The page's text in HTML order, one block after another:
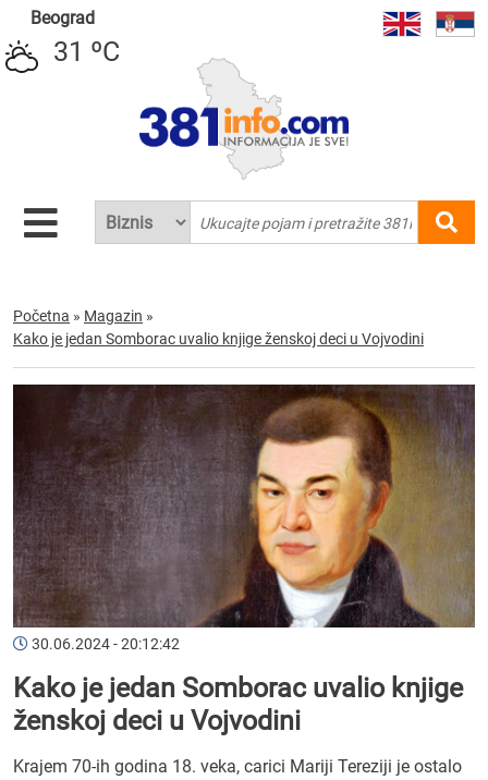
Beograd
31 ºC
Početna » Magazin »
Kako je jedan Somborac uvalio knjige ženskoj deci u Vojvodini
30.06.2024 - 20:12:42
Kako je jedan Somborac uvalio knjige
ženskoj deci u Vojvodini
Krajem 70-ih godina 18. veka, carici Mariji Tereziji je ostalo